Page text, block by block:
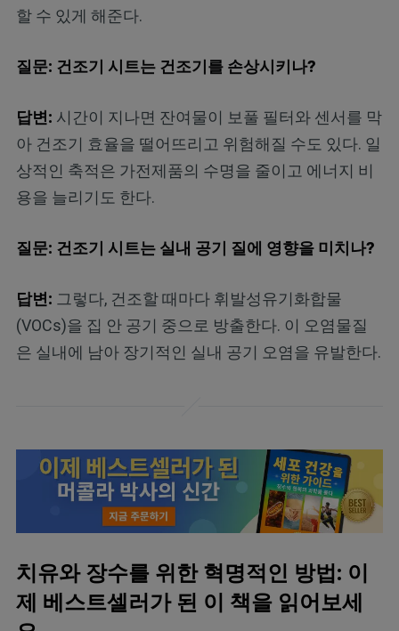
할 수 있게 해준다.
질문: 건조기 시트는 건조기를 손상시키나?
답변: 시간이 지나면 잔여물이 보풀 필터와 센서를 막
아 건조기 효율을 떨어뜨리고 위험해질 수도 있다. 일
상적인 축적은 가전제품의 수명을 줄이고 에너지 비
용을 늘리기도 한다.
질문: 건조기 시트는 실내 공기 질에 영향을 미치나?
답변: 그렇다, 건조할 때마다 휘발성유기화합물
(VOCs)을 집 안 공기 중으로 방출한다. 이 오염물질
은 실내에 남아 장기적인 실내 공기 오염을 유발한다.
치유와 장수를 위한 혁명적인 방법: 이
제 베스트셀러가 된 이 책을 읽어보세